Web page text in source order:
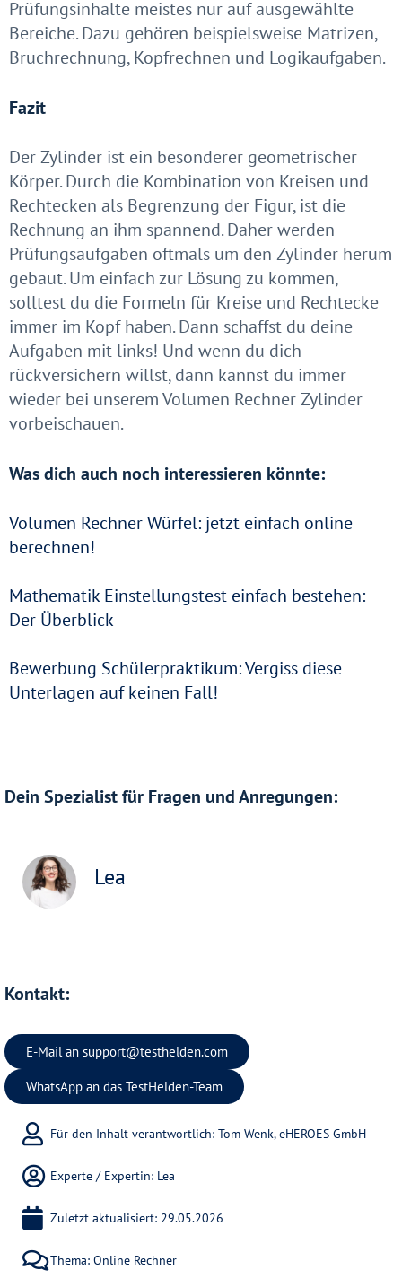
Prüfungsinhalte meistes nur auf ausgewählte
Bereiche. Dazu gehören beispielsweise Matrizen,
Bruchrechnung, Kopfrechnen und Logikaufgaben.
Fazit
Der Zylinder ist ein besonderer geometrischer
Körper. Durch die Kombination von Kreisen und
Rechtecken als Begrenzung der Figur, ist die
Rechnung an ihm spannend. Daher werden
Prüfungsaufgaben oftmals um den Zylinder herum
gebaut. Um einfach zur Lösung zu kommen,
solltest du die Formeln für Kreise und Rechtecke
immer im Kopf haben. Dann schaffst du deine
Aufgaben mit links! Und wenn du dich
rückversichern willst, dann kannst du immer
wieder bei unserem Volumen Rechner Zylinder
vorbeischauen.
Was dich auch noch interessieren könnte:
Volumen Rechner Würfel: jetzt einfach online
berechnen!
Mathematik Einstellungstest einfach bestehen:
Der Überblick
Bewerbung Schülerpraktikum: Vergiss diese
Unterlagen auf keinen Fall!
Dein Spezialist für Fragen und Anregungen:
Lea
Kontakt:
E-Mail an support@testhelden.com
WhatsApp an das TestHelden-Team
Für den Inhalt verantwortlich: Tom Wenk, eHEROES GmbH
Experte / Expertin: Lea
Zuletzt aktualisiert: 29.05.2026
Thema: Online Rechner